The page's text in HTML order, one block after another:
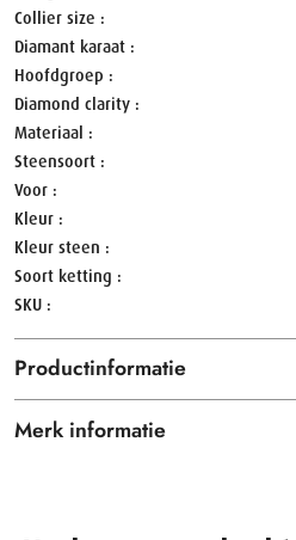
Collier size
Diamant karaat
Hoofdgroep
Diamond clarity
Materiaal
Steensoort
Voor
Kleur
Kleur steen
Soort ketting
SKU
Productinformatie
Merk informatie